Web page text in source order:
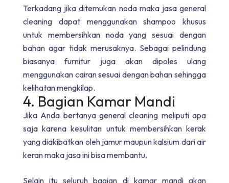
Terkadang jika ditemukan noda maka jasa general
cleaning dapat menggunakan shampoo khusus
untuk membersihkan noda yang sesuai dengan
bahan agar tidak merusaknya. Sebagai pelindung
biasanya furnitur juga akan dipoles ulang
menggunakan cairan sesuai dengan bahan sehingga
kelihatan mengkilap.
4. Bagian Kamar Mandi
Jika Anda bertanya general cleaning meliputi apa
saja karena kesulitan untuk membersihkan kerak
yang diakibatkan oleh jamur maupun kalsium dari air
keran maka jasa ini bisa membantu.
Selain itu seluruh bagian di kamar mandi akan